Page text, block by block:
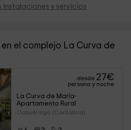
instalaciones y servicios
el complejo La Curva de
desde 27€
persona y noche
La Curva de María-
Apartamento Rural
Cabuérniga (Cantabria)